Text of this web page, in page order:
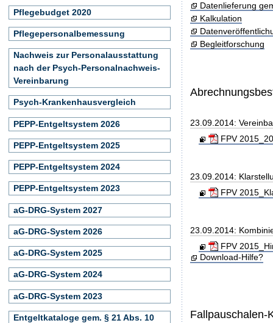
Datenlieferung
Kalkulation
Begleitforschung
23.09.2014:
FPV
23.09.2014:
FPV
23.09.2014:
FPV
Download-Hilfe?
Fallpauschalen-
Pflegebudget 2020
Pflegepersonalbemessung
Nachweis zur Personalausstattung
nach der Psych-Personalnachweis-
Vereinbarung
Psych-Krankenhausvergleich
PEPP-Entgeltsystem 2026
PEPP-Entgeltsystem 2025
PEPP-Entgeltsystem 2024
PEPP-Entgeltsystem 2023
aG-DRG-System 2027
aG-DRG-System 2026
aG-DRG-System 2025
aG-DRG-System 2024
aG-DRG-System 2023
Entgeltkataloge gem. § 21 Abs. 10